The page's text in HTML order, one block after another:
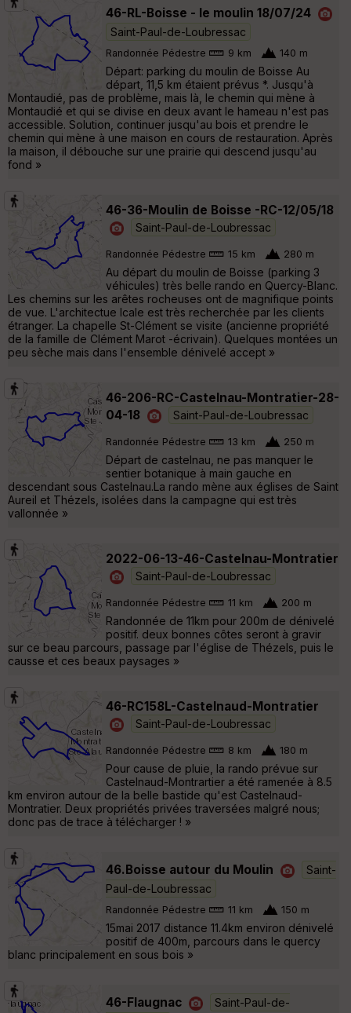
46-RL-Boisse - le moulin 18/07/24
Saint-Paul-de-Loubressac
Randonnée Pédestre 9 km 140 m
Départ: parking du moulin de Boisse Au
départ, 11,5 km étaient prévus *. Jusqu'à
Montaudié, pas de problème, mais là, le chemin qui mène à
Montaudié et qui se divise en deux avant le hameau n'est pas
accessible. Solution, continuer jusqu'au bois et prendre le
chemin qui mène à une maison en cours de restauration. Après
la maison, il débouche sur une prairie qui descend jusqu'au
fond »
46-36-Moulin de Boisse -RC-12/05/18
Saint-Paul-de-Loubressac
Randonnée Pédestre 15 km 280 m
Au départ du moulin de Boisse (parking 3
véhicules) très belle rando en Quercy-Blanc.
Les chemins sur les arêtes rocheuses ont de magnifique points
de vue. L'architectue lcale est très recherchée par les clients
étranger. La chapelle St-Clément se visite (ancienne propriété
de la famille de Clément Marot -écrivain). Quelques montées un
peu sèche mais dans l'ensemble dénivelé accept »
46-206-RC-Castelnau-Montratier-28-
04-18
Saint-Paul-de-Loubressac
Randonnée Pédestre 13 km 250 m
Départ de castelnau, ne pas manquer le
sentier botanique à main gauche en
descendant sous Castelnau.La rando mène aux églises de Saint
Aureil et Thézels, isolées dans la campagne qui est très
vallonnée »
2022-06-13-46-Castelnau-Montratier
Saint-Paul-de-Loubressac
Randonnée Pédestre 11 km 200 m
Randonnée de 11km pour 200m de dénivelé
positif. deux bonnes côtes seront à gravir
sur ce beau parcours, passage par l'église de Thézels, puis le
causse et ces beaux paysages »
46-RC158L-Castelnaud-Montratier
Saint-Paul-de-Loubressac
Randonnée Pédestre 8 km 180 m
Pour cause de pluie, la rando prévue sur
Castelnaud-Montrartier a été ramenée à 8.5
km environ autour de la belle bastide qu'est Castelnaud-
Montratier. Deux propriétés privées traversées malgré nous;
donc pas de trace à télécharger ! »
46.Boisse autour du Moulin
Saint-
Paul-de-Loubressac
Randonnée Pédestre 11 km 150 m
15mai 2017 distance 11.4km environ dénivelé
positif de 400m, parcours dans le quercy
blanc principalement en sous bois »
46-Flaugnac
Saint-Paul-de-